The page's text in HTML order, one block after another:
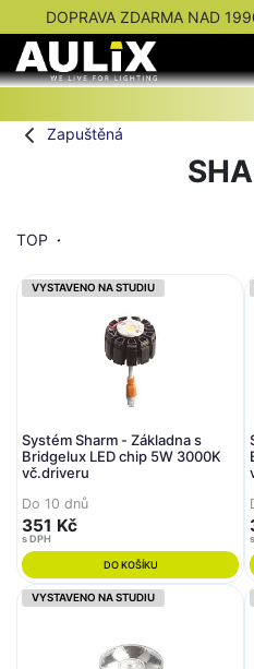
DOPRAVA ZDARMA NAD
Zapuštěná
TOP
VYSTAVENO NA STUDIU
Systém Sharm - Základna s
Bridgelux LED chip 5W 3000K
vč.driveru
Do 10 dnů
351 Kč
s DPH
DO KOŠÍKU
VYSTAVENO NA STUDIU